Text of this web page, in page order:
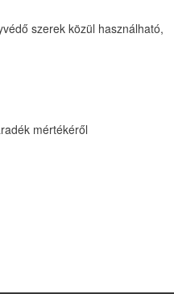
szerek közül használható,
mértékéről